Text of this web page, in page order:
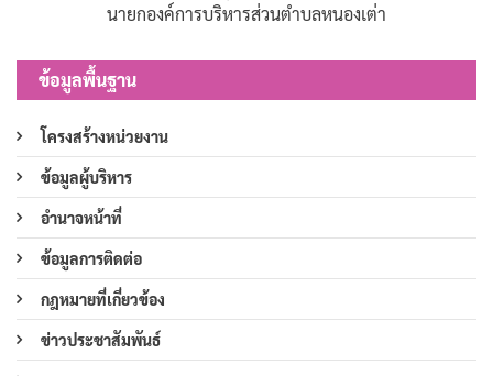
นายกองค์การบริหารส่วนตำบลหนองเต่า
ข้อมูลพื้นฐาน
โครงสร้างหน่วยงาน
ข้อมูลผู้บริหาร
อำนาจหน้าที่
ข้อมูลการติดต่อ
กฎหมายที่เกี่ยวข้อง
ข่าวประชาสัมพันธ์